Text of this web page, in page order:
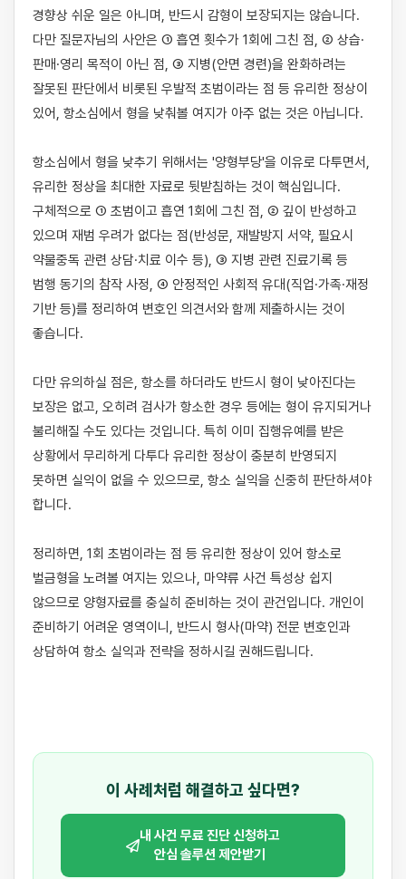
경향상 쉬운 일은 아니며, 반드시 감형이 보장되지는 않습니다.
다만 질문자님의 사안은 ① 흡연 횟수가 1회에 그친 점, ② 상습·
판매·영리 목적이 아닌 점, ③ 지병(안면 경련)을 완화하려는
잘못된 판단에서 비롯된 우발적 초범이라는 점 등 유리한 정상이
있어, 항소심에서 형을 낮춰볼 여지가 아주 없는 것은 아닙니다.
항소심에서 형을 낮추기 위해서는 '양형부당'을 이유로 다투면서,
유리한 정상을 최대한 자료로 뒷받침하는 것이 핵심입니다.
구체적으로 ① 초범이고 흡연 1회에 그친 점, ② 깊이 반성하고
있으며 재범 우려가 없다는 점(반성문, 재발방지 서약, 필요시
약물중독 관련 상담·치료 이수 등), ③ 지병 관련 진료기록 등
범행 동기의 참작 사정, ④ 안정적인 사회적 유대(직업·가족·재정
기반 등)를 정리하여 변호인 의견서와 함께 제출하시는 것이
좋습니다.
다만 유의하실 점은, 항소를 하더라도 반드시 형이 낮아진다는
보장은 없고, 오히려 검사가 항소한 경우 등에는 형이 유지되거나
불리해질 수도 있다는 것입니다. 특히 이미 집행유예를 받은
상황에서 무리하게 다투다 유리한 정상이 충분히 반영되지
못하면 실익이 없을 수 있으므로, 항소 실익을 신중히 판단하셔야
합니다.
정리하면, 1회 초범이라는 점 등 유리한 정상이 있어 항소로
벌금형을 노려볼 여지는 있으나, 마약류 사건 특성상 쉽지
않으므로 양형자료를 충실히 준비하는 것이 관건입니다. 개인이
준비하기 어려운 영역이니, 반드시 형사(마약) 전문 변호인과
상담하여 항소 실익과 전략을 정하시길 권해드립니다.
이 사례처럼 해결하고 싶다면?
내 사건 무료 진단 신청하고
안심 솔루션 제안받기